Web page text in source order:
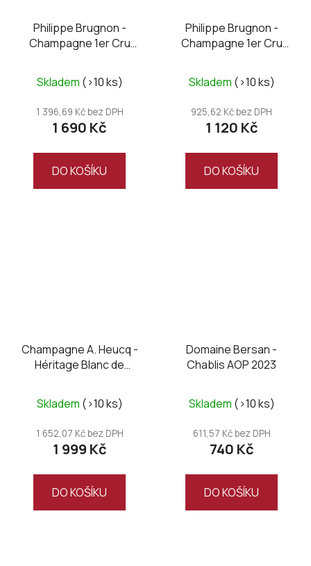
Philippe Brugnon -
Champagne 1er Cru
Skladem (>10 ks)
1 396,69 Kč bez DPH
1 690 Kč
DO KOŠÍKU
Philippe Brugnon -
Champagne 1er Cru
Skladem (>10 ks)
925,62 Kč bez DPH
1 120 Kč
DO KOŠÍKU
Champagne A. Heucq -
Héritage Blanc de
Skladem (>10 ks)
1 652,07 Kč bez DPH
1 999 Kč
DO KOŠÍKU
Domaine Bersan -
Chablis AOP 2023
Skladem (>10 ks)
611,57 Kč bez DPH
740 Kč
DO KOŠÍKU